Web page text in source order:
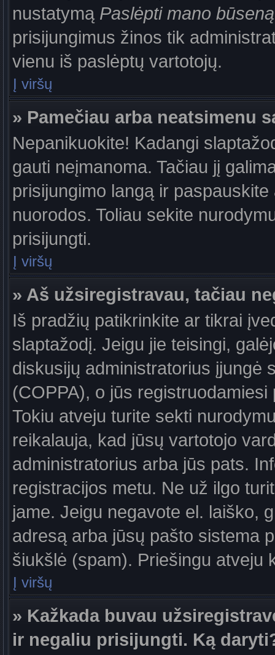
nustatymą Paslėpti mano būseną
prisijungimus žinos tik
vienu iš paslėptų vartotojų.
Į viršų
» Pamečiau arba neatsimenu
Nepanikuokite! Kadangi
gauti neįmanoma. Tačiau jį
prisijungimo langą ir
nuorodos. Toliau sekite
prisijungti.
Į viršų
» Aš užsiregistravau, tačiau
Iš pradžių patikrinkite ar tikrai
slaptažodį. Jeigu jie teisingi,
diskusijų administratorius įjungė
(COPPA), o jūs
Tokiu atveju turite sekti
reikalauja, kad jūsų vartotojo
administratorius arba jūs pats.
registracijos metu. Ne už ilgo
jame. Jeigu negavote el. laiško,
adresą arba jūsų pašto sistema
šiukšlė (spam). Priešingu atveju
Į viršų
» Kažkada buvau
ir negaliu prisijungti. Ką